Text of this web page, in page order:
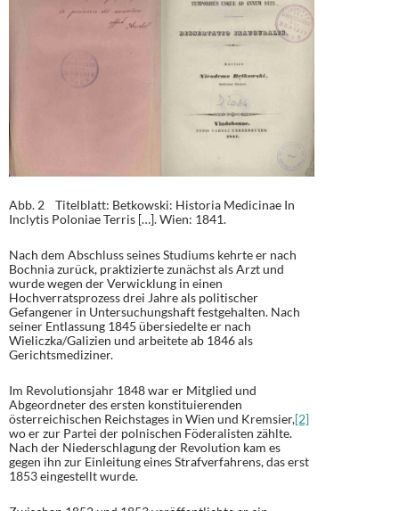
Abb. 2 Titelblatt: Betkowski: Historia Medicinae In
Inclytis Poloniae Terris […]. Wien: 1841.
Nach dem Abschluss seines Studiums kehrte er nach
Bochnia zurück, praktizierte zunächst als Arzt und
wurde wegen der Verwicklung in einen
Hochverratsprozess drei Jahre als politischer
Gefangener in Untersuchungshaft festgehalten. Nach
seiner Entlassung 1845 übersiedelte er nach
Wieliczka/Galizien und arbeitete ab 1846 als
Gerichtsmediziner.
Im Revolutionsjahr 1848 war er Mitglied und
Abgeordneter des ersten konstituierenden
österreichischen Reichstages in Wien und Kremsier,[2]
wo er zur Partei der polnischen Föderalisten zählte.
Nach der Niederschlagung der Revolution kam es
gegen ihn zur Einleitung eines Strafverfahrens, das erst
1853 eingestellt wurde.